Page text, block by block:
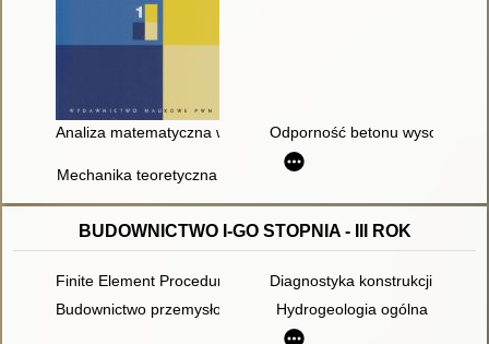
Analiza matematyczna w zadaniach. 1Odporność betonu
Mechanika teoretyczna
BUDOWNICTWO I-GO STOPNIA - III ROK
Finite Element Procedures in Engineering Analysis
Diagnostyka konstrukcji
Budownictwo przemysłowe
Hydrogeologia ogólna